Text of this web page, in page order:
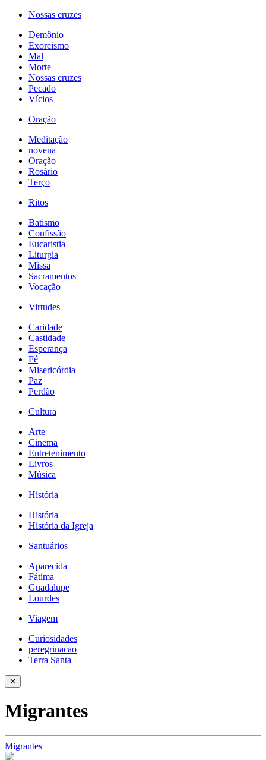
Nossas cruzes
Demônio
Exorcismo
Mal
Morte
Nossas cruzes
Pecado
Vícios
Oração
Meditação
novena
Oração
Rosário
Terço
Ritos
Batismo
Confissão
Eucaristia
Liturgia
Missa
Sacramentos
Vocação
Virtudes
Caridade
Castidade
Esperança
Fé
Misericórdia
Paz
Perdão
Cultura
Arte
Cinema
Entretenimento
Livros
Música
História
História
História da Igreja
Santuários
Aparecida
Fátima
Guadalupe
Lourdes
Viagem
Curiosidades
peregrinacao
Terra Santa
✕
Migrantes
Migrantes